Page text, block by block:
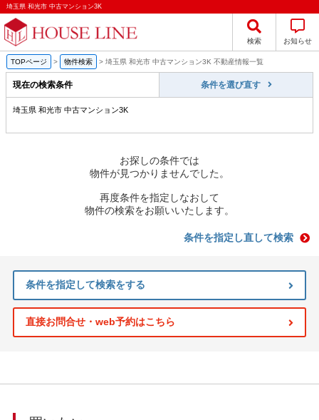
埼玉県 和光市 中古マンション3K
検索 お知らせ
TOPページ > 物件検索 > 埼玉県 和光市 中古マンション3K 不動産情報一覧
現在の検索条件 条件を選び直す
埼玉県 和光市 中古マンション3K
お探しの条件では
物件が見つかりませんでした。
再度条件を指定しなおして
物件の検索をお願いいたします。
条件を指定し直して検索
条件を指定して検索をする
直接お問合せ・web予約はこちら